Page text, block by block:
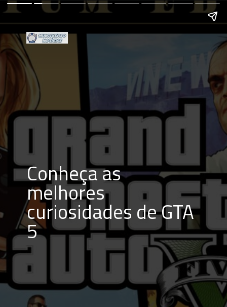
Conheça as
melhores
curiosidades de GTA
5